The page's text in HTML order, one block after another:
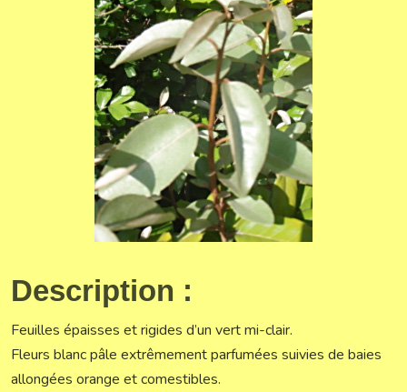
Description :
Feuilles épaisses et rigides d’un vert mi-clair.
Fleurs blanc pâle extrêmement parfumées suivies de baies
allongées orange et comestibles.